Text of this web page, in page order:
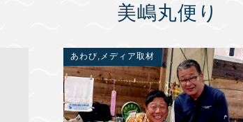
美嶋丸便り
あわび, メディア取材